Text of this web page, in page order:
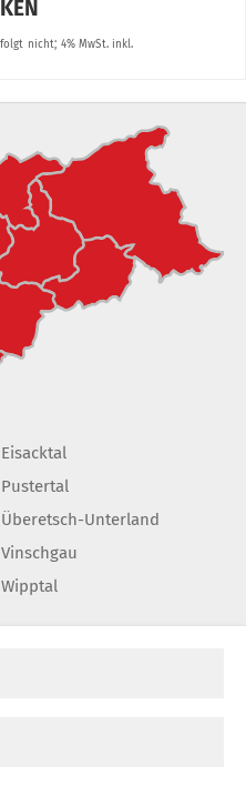
Eisacktal
Pustertal
Überetsch-Unterland
Vinschgau
Wipptal